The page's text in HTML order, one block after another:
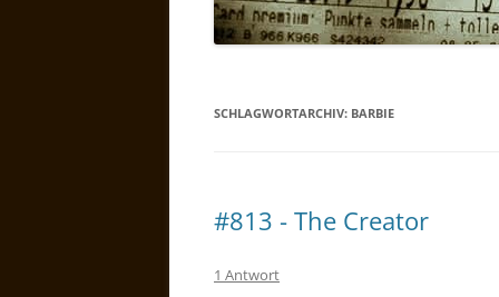
SCHLAGWORTARCHIV: BARBIE
#813 - The Creator
1 Antwort